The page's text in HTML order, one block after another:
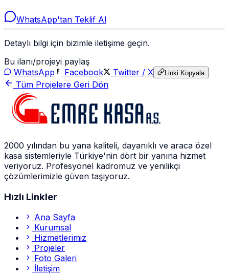
WhatsApp'tan Teklif Al
Detaylı bilgi için bizimle iletişime geçin.
Bu ilanı/projeyi paylaş
WhatsApp
Facebook Twitter / X Linki Kopyala
Tüm Projelere Geri Dön
2000 yılından bu yana kaliteli, dayanıklı ve araca özel
kasa sistemleriyle Türkiye'nin dört bir yanına hizmet
veriyoruz. Profesyonel kadromuz ve yenilikçi
çözümlerimizle güven taşıyoruz.
Hızlı Linkler
Ana Sayfa
Kurumsal
Hizmetlerimiz
Projeler
Foto Galeri
İletişim